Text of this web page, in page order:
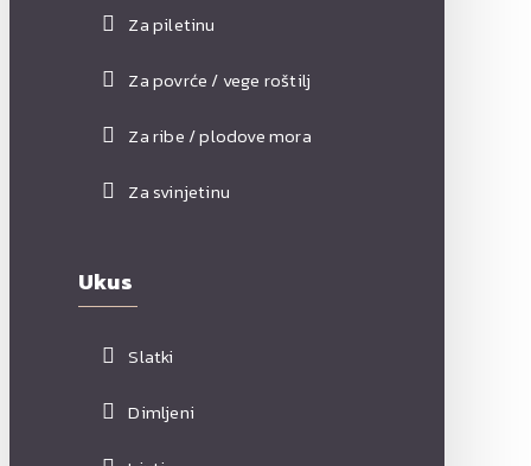
Za piletinu
Za povrće / vege roštilj
Za ribe / plodove mora
Za svinjetinu
Ukus
Slatki
Dimljeni